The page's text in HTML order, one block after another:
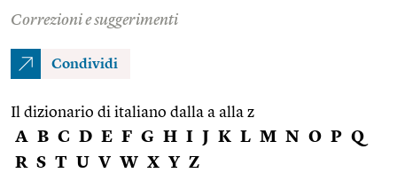
Correzioni e suggerimenti
Condividi
Il dizionario di italiano dalla a alla z
A B C D E F G H I J K L M N O P Q
R S T U V W X Y Z